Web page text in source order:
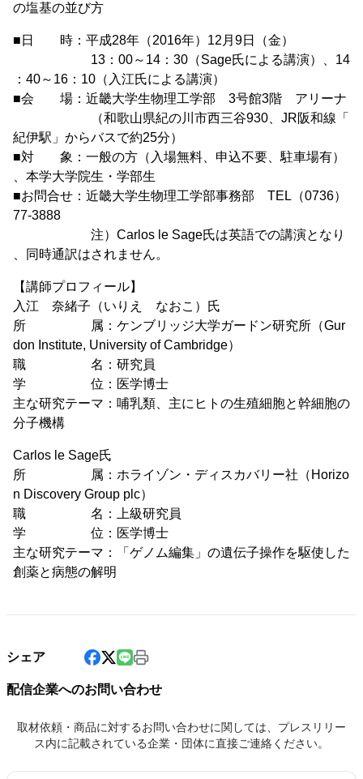
の塩基の並び方
■日 時：平成28年（2016年）12月9日（金）
13：00～14：30（Sage氏による講演）、14
：40～16：10（入江氏による講演）
■会 場：近畿大学生物理工学部 3号館3階 アリーナ
（和歌山県紀の川市西三谷930、JR阪和線「
紀伊駅」からバスで約25分）
■対 象：一般の方（入場無料、申込不要、駐車場有）
、本学大学院生・学部生
■お問合せ：近畿大学生物理工学部事務部 TEL（0736）
77-3888
注）Carlos le Sage氏は英語での講演となり
、同時通訳はされません。
【講師プロフィール】
入江 奈緒子（いりえ なおこ）氏
所 属：ケンブリッジ大学ガードン研究所（Gur
don Institute, University of Cambridge）
職 名：研究員
学 位：医学博士
主な研究テーマ：哺乳類、主にヒトの生殖細胞と幹細胞の
分子機構
Carlos le Sage氏
所 属：ホライゾン・ディスカバリー社（Horizo
n Discovery Group plc）
職 名：上級研究員
学 位：医学博士
主な研究テーマ：「ゲノム編集」の遺伝子操作を駆使した
創薬と病態の解明
シェア
配信企業へのお問い合わせ
取材依頼・商品に対するお問い合わせに関しては、プレスリリー
ス内に記載されている企業・団体に直接ご連絡ください。